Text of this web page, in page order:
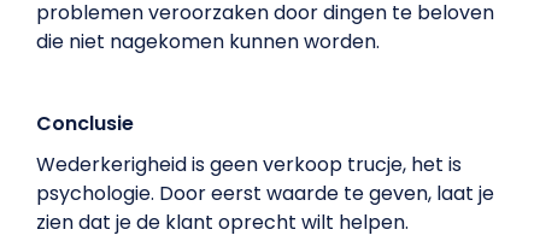
problemen veroorzaken door dingen te beloven
die niet nagekomen kunnen worden.
Conclusie
Wederkerigheid is geen verkoop trucje, het is
psychologie. Door eerst waarde te geven, laat je
zien dat je de klant oprecht wilt helpen.